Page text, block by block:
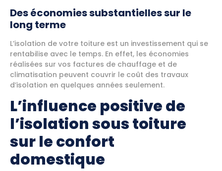
Des économies substantielles sur le
long terme
L’isolation de votre toiture est un investissement qui se
rentabilise avec le temps. En effet, les économies
réalisées sur vos factures de chauffage et de
climatisation peuvent couvrir le coût des travaux
d’isolation en quelques années seulement.
L’influence positive de
l’isolation sous toiture
sur le confort
domestique